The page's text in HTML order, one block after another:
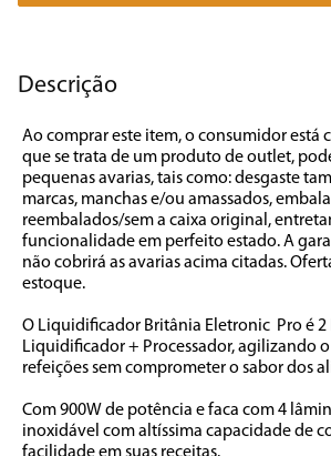
Descrição
Ao comprar este item, o consumidor está
que se trata de um produto de outlet,
pequenas avarias, tais como: desgaste
marcas, manchas e/ou amassados,
reembalados/sem a caixa original,
funcionalidade em perfeito estado. A
não cobrirá as avarias acima citadas.
estoque.
O Liquidificador Britânia Eletronic  Pro é 2
Liquidificador + Processador, agilizando
refeições sem comprometer o sabor dos
Com 900W de potência e faca com 4
inoxidável com altíssima capacidade de
7º caixa som
9º forno
10º ventilador